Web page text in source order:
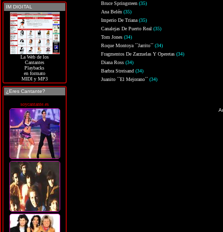
IM DIGITAL
La Web de los
Cantantes
Playbacks
en formato
MIDI y MP3
¿Eres Cantante?
soycantante.es
Bruce Springsteen(35)
Ana Belén(35)
Imperio De Triana(35)
Canalejas De Puerto Real(35)
Tom Jones(34)
Roque Montoya ´´Jarrito´´(34)
Fragmentos De Zarzuelas Y Operetas(34)
Diana Ross(34)
Barbra Streisand(34)
Juanito ´´El Mejorano´´(34)